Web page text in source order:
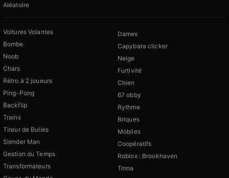
Aléatoire
Voitures Volantes
Bombe
Noob
Chars
Rétro à 2 joueurs
Ping-Pong
Backflip
Trains
Tireur de Bulles
Slender Man
Gestion du Temps
Transformateurs
Dames
Capybara clicker
Neige
Furtivité
Chien
67 obby
Rythme
Briques
Mobiles
Coopératifs
Roblox : Brookhaven
Tmna